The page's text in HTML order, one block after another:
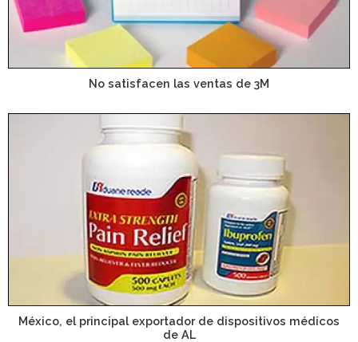
No satisfacen las ventas de 3M
México, el principal exportador de dispositivos médicos
de AL